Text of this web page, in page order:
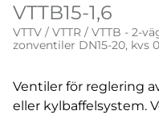
VTTB15-1,6
VTTV / VTTR / VTTB - 2-
zonventiler DN15-20, kvs
Ventiler för reglering
eller kylbaffelsystem.